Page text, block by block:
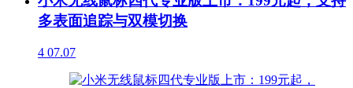
多表面追踪与双模切换
4 07.07